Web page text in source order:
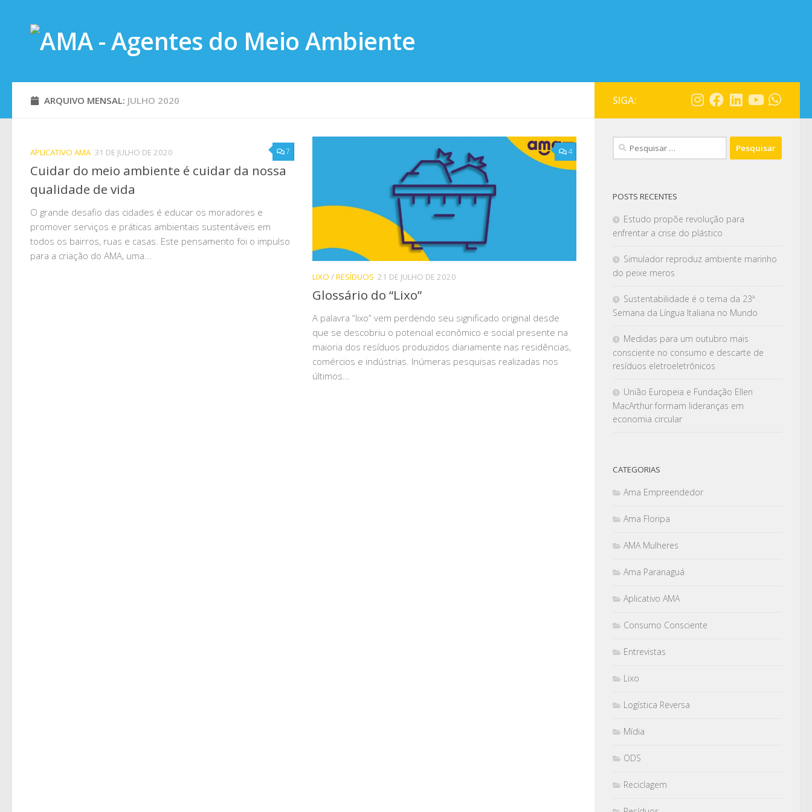
ARQUIVO MENSAL: JULHO 2020
7
APLICATIVO AMA 31 DE JULHO DE 2020
Cuidar do meio ambiente é cuidar da nossa
qualidade de vida
O grande desafio das cidades é educar os moradores e
promover serviços e práticas ambientais sustentáveis em
todos os bairros, ruas e casas. Este pensamento foi o impulso
para a criação do AMA, uma...
4
LIXO /RESÍDUOS 21 DE JULHO DE 2020
Glossário do “Lixo”
A palavra “lixo” vem perdendo seu significado original desde
que se descobriu o potencial econômico e social presente na
maioria dos resíduos produzidos diariamente nas residências,
comércios e indústrias. Inúmeras pesquisas realizadas nos
últimos...
SIGA:
POSTS RECENTES
Estudo propõe revolução para
enfrentar a crise do plástico
Simulador reproduz ambiente marinho
do peixe meros
Sustentabilidade é o tema da 23ª
Semana da Língua Italiana no Mundo
Medidas para um outubro mais
consciente no consumo e descarte de
resíduos eletroeletrônicos
União Europeia e Fundação Ellen
MacArthur formam lideranças em
economia circular
CATEGORIAS
Ama Empreendedor
Ama Floripa
AMA Mulheres
Ama Paranaguá
Aplicativo AMA
Consumo Consciente
Entrevistas
Lixo
Logística Reversa
Mídia
ODS
Reciclagem